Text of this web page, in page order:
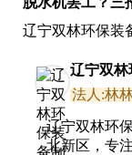
辽宁双林环保装
辽宁双林
法人:林
辽宁双林环
北新区，专